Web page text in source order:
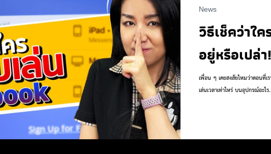
วิธีเช็คว่าใ
อยู่หรือเปล่
เพื่อน ๆ เคยสงสัยไหมว่าตอนที่เ
เล่นเวลาเท่าไหร่ บนอุปกรณ์อะไร
News